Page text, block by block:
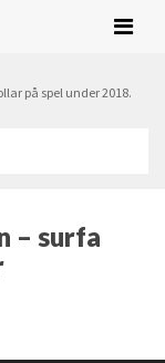
på spel under 2018.
– surfa